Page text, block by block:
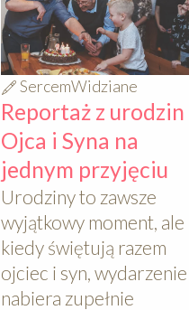
SercemWidziane
Reportaż z urodzin
Ojca i Syna na
jednym przyjęciu
Urodziny to zawsze
wyjątkowy moment, ale
kiedy świętują razem
ojciec i syn, wydarzenie
nabiera zupełnie